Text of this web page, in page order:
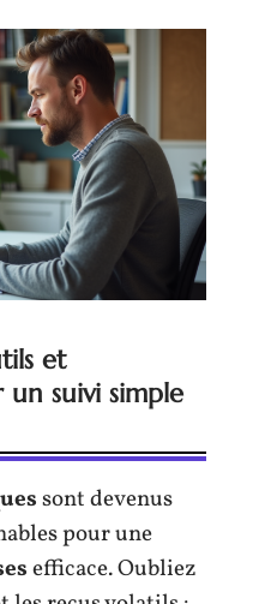
et
suivi simple
sont devenus
pour une
efficace. Oubliez